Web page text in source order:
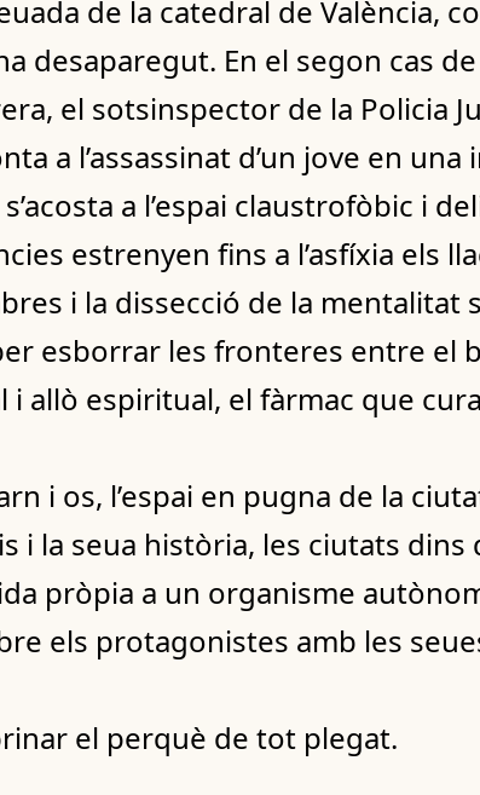
de la catedral de València,
desaparegut. En el segon cas
el sotsinspector de la Policia
a l’assassinat d’un jove en
a l’espai claustrofòbic i
estrenyen fins a l’asfíxia els
i la dissecció de la mentalitat
esborrar les fronteres entre el
allò espiritual, el fàrmac que
i os, l’espai en pugna de la
i la seua història, les ciutats dins
pròpia a un organisme
els protagonistes amb les
el perquè de tot plegat.